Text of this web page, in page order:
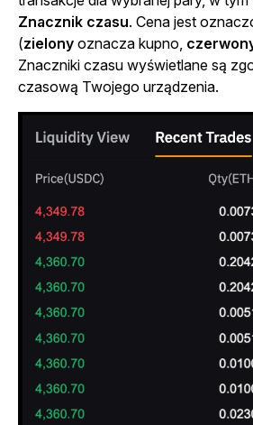
Znacznik czasu. Cena jest
(zielony oznacza kupno,
Znaczniki czasu wyświetlane są
czasową Twojego urządzenia.